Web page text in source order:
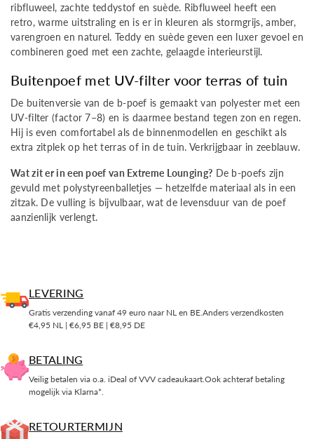
ribfluweel, zachte teddystof en suède. Ribfluweel heeft een
retro, warme uitstraling en is er in kleuren als stormgrijs, amber,
varengroen en naturel. Teddy en suède geven een luxer gevoel en
combineren goed met een zachte, gelaagde interieurstijl.
Buitenpoef met UV-filter voor terras of tuin
De buitenversie van de b-poef is gemaakt van polyester met een
UV-filter (factor 7–8) en is daarmee bestand tegen zon en regen.
Hij is even comfortabel als de binnenmodellen en geschikt als
extra zitplek op het terras of in de tuin. Verkrijgbaar in zeeblauw.
Wat zit er in een poef van Extreme Lounging? De b-poefs zijn
gevuld met polystyreenballetjes — hetzelfde materiaal als in een
zitzak. De vulling is bijvulbaar, wat de levensduur van de poef
aanzienlijk verlengt.
LEVERING
Gratis verzending vanaf 49 euro naar NL en BE.Anders verzendkosten
€4,95 NL | €6,95 BE | €8,95 DE
BETALING
Veilig betalen via o.a. iDeal of VVV cadeaukaart.Ook achteraf betaling
mogelijk via Klarna*.
RETOURTERMIJN